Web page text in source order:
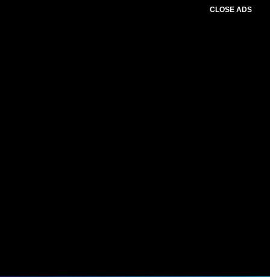
CLOSE ADS